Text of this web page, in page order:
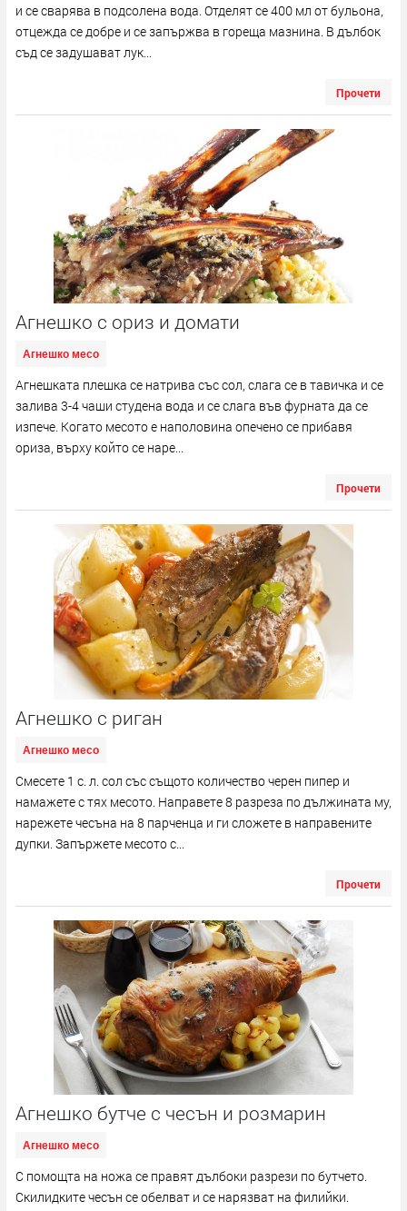
и се сварява в подсолена вода. Отделят се 400 мл от бульона,
отцежда се добре и се запържва в гореща мазнина. В дълбок
съд се задушават лук...
Прочети
Агнешко с ориз и домати
Агнешко месо
Агнешката плешка се натрива със сол, слага се в тавичка и се
залива 3-4 чаши студена вода и се слага във фурната да се
изпече. Когато месото е наполовина опечено се прибавя
ориза, върху който се наре...
Прочети
Агнешко с риган
Агнешко месо
Смесете 1 с. л. сол със същото количество черен пипер и
намажете с тях месото. Направете 8 разреза по дължината му,
нарежете чесъна на 8 парченца и ги сложете в направените
дупки. Запържете месото с...
Прочети
Агнешко бутче с чесън и розмарин
Агнешко месо
С помощта на ножа се правят дълбоки разрези по бутчето.
Скилидките чесън се обелват и се нарязват на филийки.